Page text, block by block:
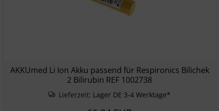
AKKUmed Li Ion Akku passend für Respironics Bilichek
2 Bilirubin REF 1002738
Lieferzeit: Lager DE 3-4 Werktage*